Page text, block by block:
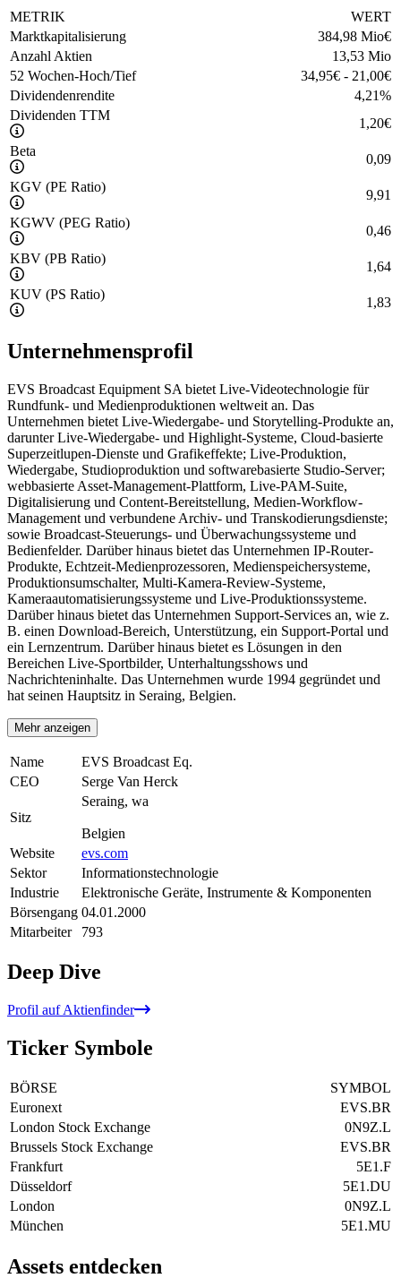
METRIK
WERT
Marktkapitalisierung
384,98 Mio€
Anzahl Aktien
13,53 Mio
52 Wochen-Hoch/Tief
34,95€ - 21,00€
Dividendenrendite
4,21%
Dividenden TTM
1,20€
Beta
0,09
KGV (PE Ratio)
9,91
KGWV (PEG Ratio)
0,46
KBV (PB Ratio)
1,64
KUV (PS Ratio)
1,83
Unternehmensprofil
EVS Broadcast Equipment SA bietet Live-Videotechnologie für
Rundfunk- und Medienproduktionen weltweit an. Das
Unternehmen bietet Live-Wiedergabe- und Storytelling-Produkte an,
darunter Live-Wiedergabe- und Highlight-Systeme, Cloud-basierte
Superzeitlupen-Dienste und Grafikeffekte; Live-Produktion,
Wiedergabe, Studioproduktion und softwarebasierte Studio-Server;
webbasierte Asset-Management-Plattform, Live-PAM-Suite,
Digitalisierung und Content-Bereitstellung, Medien-Workflow-
Management und verbundene Archiv- und Transkodierungsdienste;
sowie Broadcast-Steuerungs- und Überwachungssysteme und
Bedienfelder. Darüber hinaus bietet das Unternehmen IP-Router-
Produkte, Echtzeit-Medienprozessoren, Medienspeichersysteme,
Produktionsumschalter, Multi-Kamera-Review-Systeme,
Kameraautomatisierungssysteme und Live-Produktionssysteme.
Darüber hinaus bietet das Unternehmen Support-Services an, wie z.
B. einen Download-Bereich, Unterstützung, ein Support-Portal und
ein Lernzentrum. Darüber hinaus bietet es Lösungen in den
Bereichen Live-Sportbilder, Unterhaltungsshows und
Nachrichteninhalte. Das Unternehmen wurde 1994 gegründet und
hat seinen Hauptsitz in Seraing, Belgien.
Mehr anzeigen
Name
EVS Broadcast Eq.
CEO
Serge Van Herck
Sitz
Seraing, wa
Belgien
Website
evs.com
Sektor
Informationstechnologie
Industrie
Elektronische Geräte, Instrumente & Komponenten
Börsengang 04.01.2000
Mitarbeiter
793
Deep Dive
Profil auf Aktienfinder
Ticker Symbole
BÖRSE
SYMBOL
Euronext
EVS.BR
London Stock Exchange
0N9Z.L
Brussels Stock Exchange
EVS.BR
Frankfurt
5E1.F
Düsseldorf
5E1.DU
London
0N9Z.L
München
5E1.MU
Assets entdecken